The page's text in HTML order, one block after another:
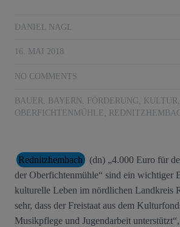
DANIEL NAGL
16. MAI 2018
NO COMMENTS
BAUER, BAYERN , FÖRDERUNG, KULTUR,
OBERFICHTENMÜHLE,
Rednitzhembach
(dn) „4.000 Euro für
der Oberfichtenmühle“ sind ein wichtiger
kulturelle Leben im nördlichen Landkreis
sehr, dass der Freistaat aus dem
Musikpflege und Jugendarbeit